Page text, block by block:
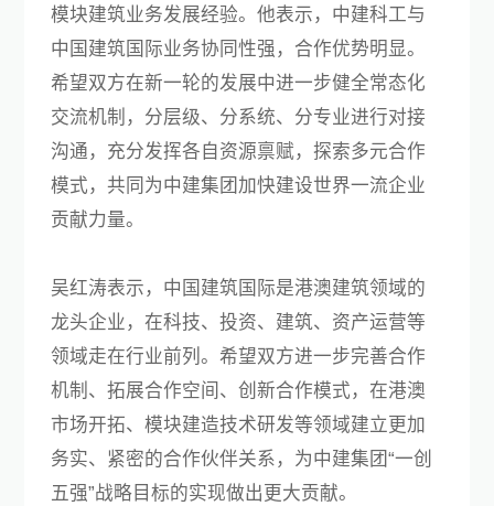
模块建筑业务发展经验。他表示，中建科工与
中国建筑国际业务协同性强，合作优势明显。
希望双方在新一轮的发展中进一步健全常态化
交流机制，分层级、分系统、分专业进行对接
沟通，充分发挥各自资源禀赋，探索多元合作
模式，共同为中建集团加快建设世界一流企业
贡献力量。
吴红涛表示，中国建筑国际是港澳建筑领域的
龙头企业，在科技、投资、建筑、资产运营等
领域走在行业前列。希望双方进一步完善合作
机制、拓展合作空间、创新合作模式，在港澳
市场开拓、模块建造技术研发等领域建立更加
务实、紧密的合作伙伴关系，为中建集团“一创
五强”战略目标的实现做出更大贡献。